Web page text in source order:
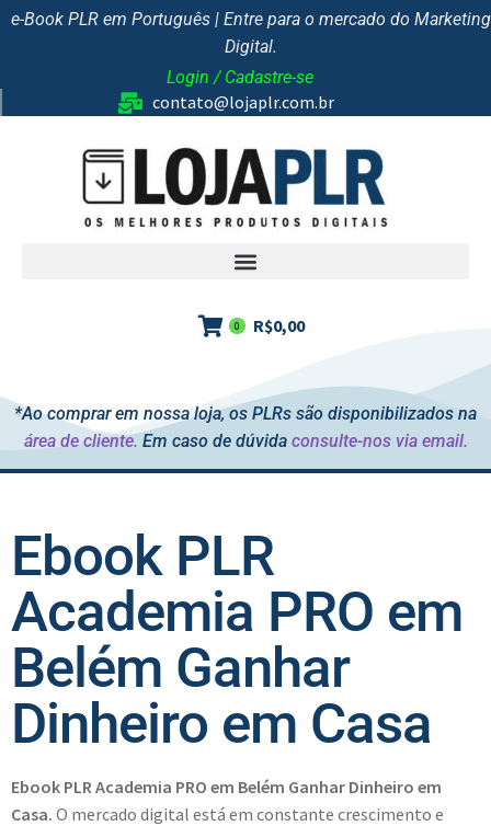
e-Book PLR em Português | Entre para o mercado do Marketing
Digital.
Login / Cadastre-se
contato@lojaplr.com.br
R$0,00
0
*Ao comprar em nossa loja, os PLRs são disponibilizados na
área de cliente. Em caso de dúvida consulte-nos via email.
Ebook PLR
Academia PRO em
Belém Ganhar
Dinheiro em Casa
Ebook PLR Academia PRO em Belém Ganhar Dinheiro em
Casa. O mercado digital está em constante crescimento e